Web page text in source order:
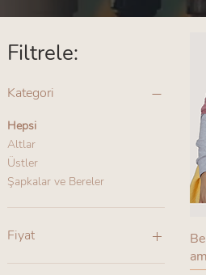
Filtrele:
Kategori
Hepsi
Altlar
Üstler
Şapkalar ve Bereler
Fiyat